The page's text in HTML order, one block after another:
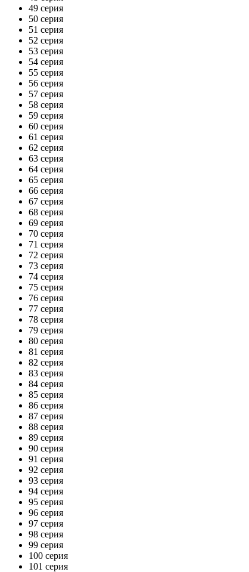
49 серия
50 серия
51 серия
52 серия
53 серия
54 серия
55 серия
56 серия
57 серия
58 серия
59 серия
60 серия
61 серия
62 серия
63 серия
64 серия
65 серия
66 серия
67 серия
68 серия
69 серия
70 серия
71 серия
72 серия
73 серия
74 серия
75 серия
76 серия
77 серия
78 серия
79 серия
80 серия
81 серия
82 серия
83 серия
84 серия
85 серия
86 серия
87 серия
88 серия
89 серия
90 серия
91 серия
92 серия
93 серия
94 серия
95 серия
96 серия
97 серия
98 серия
99 серия
100 серия
101 серия